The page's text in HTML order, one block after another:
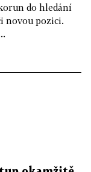
do hledání
novou pozici.